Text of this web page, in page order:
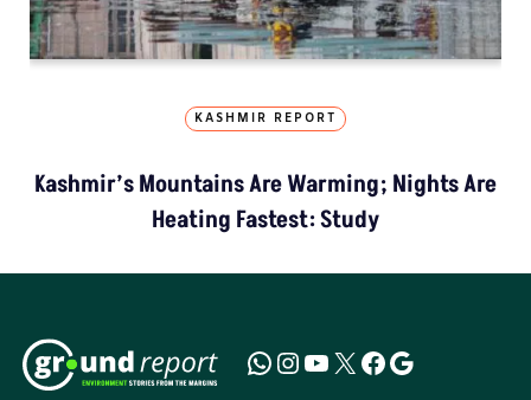
KASHMIR REPORT
Kashmir’s Mountains Are Warming; Nights Are
Heating Fastest: Study